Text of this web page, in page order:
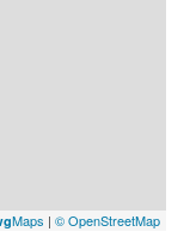
Maps | © OpenStreetMap